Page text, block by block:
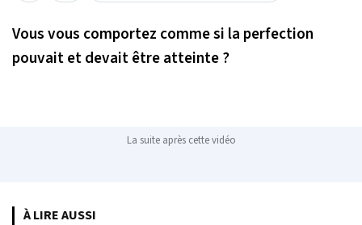
Vous vous comportez comme si la perfection
pouvait et devait être atteinte ?
La suite après cette vidéo
À LIRE AUSSI